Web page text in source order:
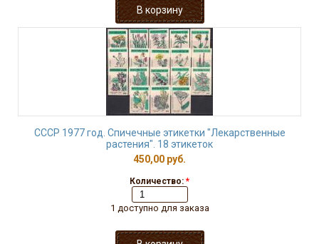
СССР 1977 год. Спичечные этикетки "Лекарственные
растения". 18 этикеток
450,00 руб.
Количество: *
1 доступно для заказа